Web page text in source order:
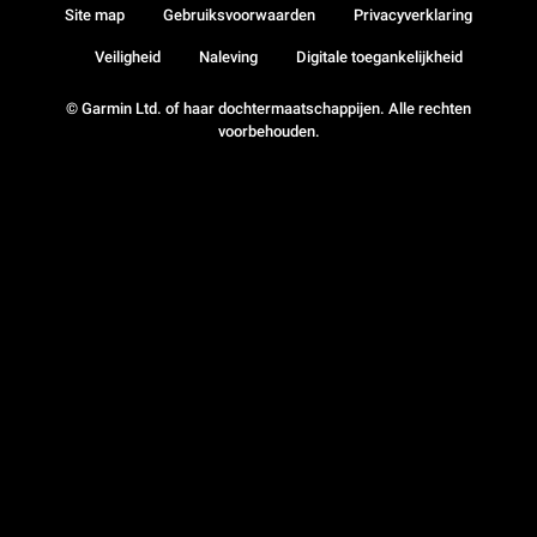
© Garmin Ltd. of haar dochtermaatschappijen. Alle rechten
voorbehouden.
Site map Gebruiksvoorwaarden Privacyverklaring
Veiligheid Naleving Digitale toegankelijkheid